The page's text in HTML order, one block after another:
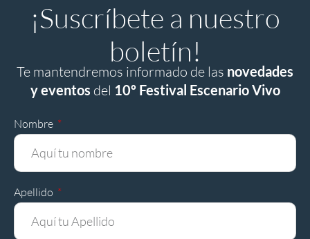
¡Suscríbete a nuestro
boletín!
Te mantendremos informado de las novedades
y eventos del 10º Festival Escenario Vivo
Nombre
Apellido